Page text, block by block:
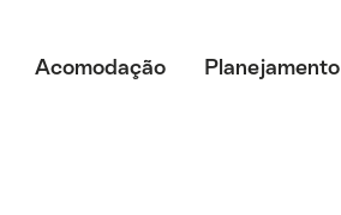
Acomodação Planejamento